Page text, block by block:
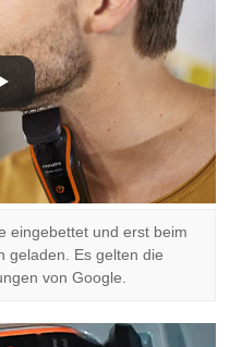
eingebettet und erst beim
geladen. Es gelten die
von Google.